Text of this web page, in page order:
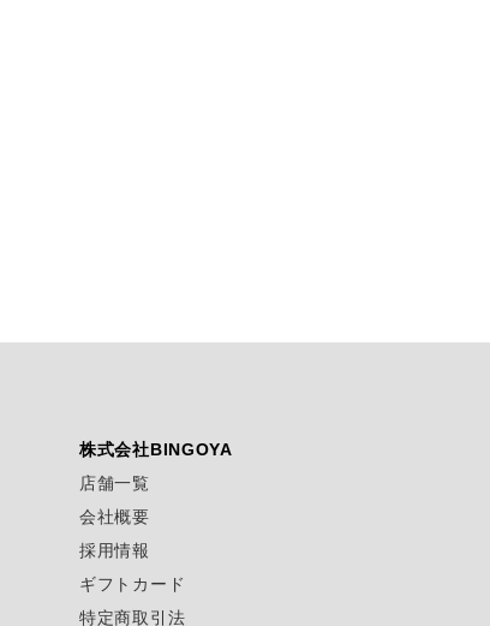
株式会社BINGOYA
店舗一覧
会社概要
採用情報
ギフトカード
特定商取引法